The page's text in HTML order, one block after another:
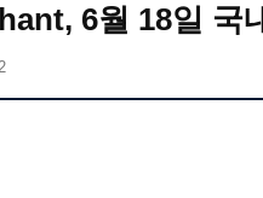
6월 18일 국